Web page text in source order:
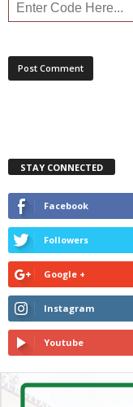
STAY CONNECTED
Facebook
Followers
Google +
Instagram
Youtube